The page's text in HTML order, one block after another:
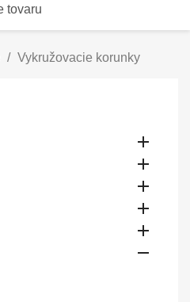
tovaru
Vykružovacie korunky





